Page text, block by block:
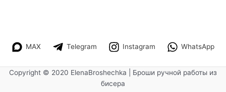
MAX Telegram Instagram WhatsApp
Copyright © 2020 ElenaBroshechka | Броши ручной работы из
бисера